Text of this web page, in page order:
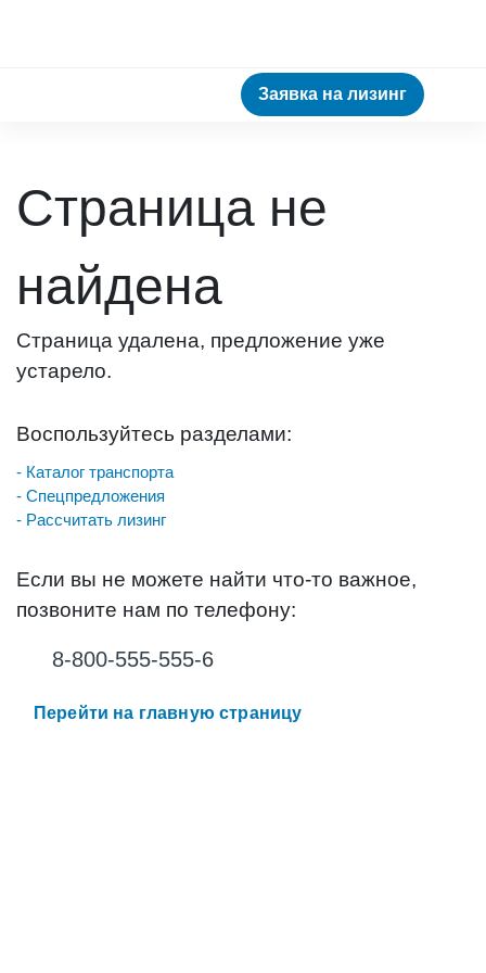
Заявка на лизинг
Страница не
найдена
Страница удалена, предложение уже
устарело.
Воспользуйтесь разделами:
- Каталог транспорта
- Спецпредложения
- Рассчитать лизинг
Если вы не можете найти что-то важное,
позвоните нам по телефону:
8-800-555-555-6
Перейти на главную страницу